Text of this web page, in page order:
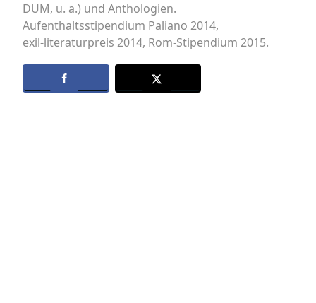
DUM, u. a.) und Anthologien.
Aufenthaltsstipendium Paliano 2014,
exil-literaturpreis 2014, Rom-Stipendium 2015.